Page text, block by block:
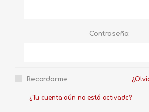
Contraseña:
Recordarme
¿Tu cuenta aún no está activada?